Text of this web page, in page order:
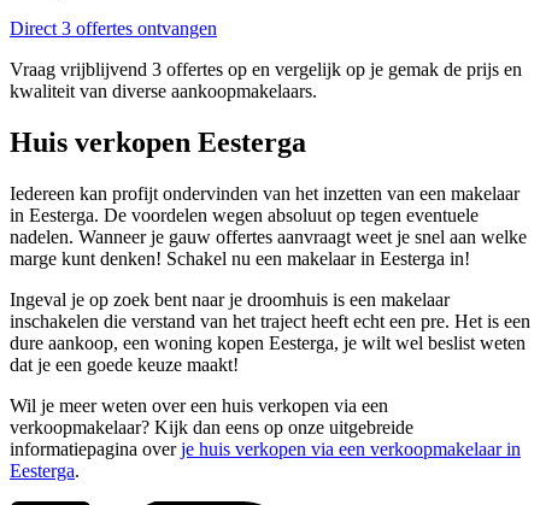
Direct 3 offertes ontvangen
Vraag vrijblijvend 3 offertes op en vergelijk op je gemak de prijs en
kwaliteit van diverse aankoopmakelaars.
Huis verkopen Eesterga
Iedereen kan profijt ondervinden van het inzetten van een makelaar
in Eesterga. De voordelen wegen absoluut op tegen eventuele
nadelen. Wanneer je gauw offertes aanvraagt weet je snel aan welke
marge kunt denken! Schakel nu een makelaar in Eesterga in!
Ingeval je op zoek bent naar je droomhuis is een makelaar
inschakelen die verstand van het traject heeft echt een pre. Het is een
dure aankoop, een woning kopen Eesterga, je wilt wel beslist weten
dat je een goede keuze maakt!
Wil je meer weten over een huis verkopen via een
verkoopmakelaar? Kijk dan eens op onze uitgebreide
informatiepagina overje huis verkopen via een verkoopmakelaar in
Eesterga.